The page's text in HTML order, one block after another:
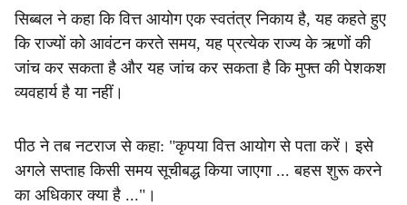
सिब्बल ने कहा कि वित्त आयोग एक स्वतंत्र निकाय है, यह कहते हुए
कि राज्यों को आवंटन करते समय, यह प्रत्येक राज्य के ऋणों की
जांच कर सकता है और यह जांच कर सकता है कि मुफ्त की पेशकश
व्यवहार्य है या नहीं।
पीठ ने तब नटराज से कहा: "कृपया वित्त आयोग से पता करें। इसे
अगले सप्ताह किसी समय सूचीबद्ध किया जाएगा ... बहस शुरू करने
का अधिकार क्या है ..."।